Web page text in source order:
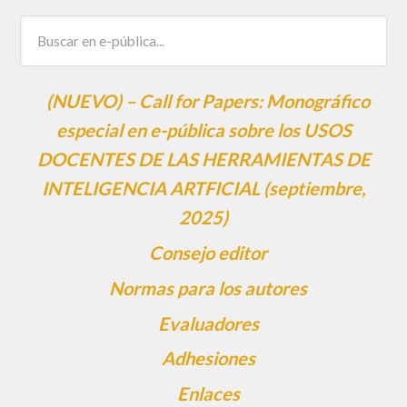
(NUEVO) – Call for Papers: Monográfico
especial en e-pública sobre los USOS
DOCENTES DE LAS HERRAMIENTAS DE
INTELIGENCIA ARTFICIAL (septiembre,
2025)
Consejo editor
Normas para los autores
Evaluadores
Adhesiones
Enlaces